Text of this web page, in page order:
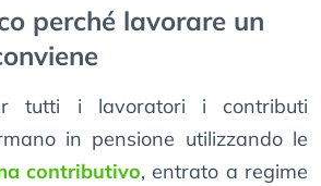
perché lavorare un
tutti i lavoratori i contributi
in pensione utilizzando le
contributivo, entrato a regime